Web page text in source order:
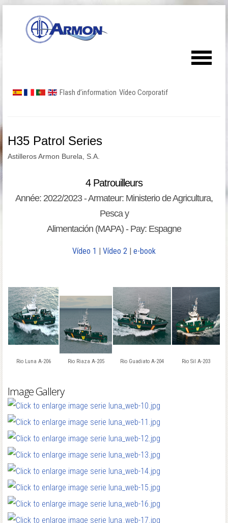
Flash d’information Vídeo Corporatif
H35 Patrol Series
Astilleros Armon Burela, S.A.
4 Patrouilleurs
Année: 2022/2023 - Armateur: Ministerio de Agricultura,
Pesca y
Alimentación (MAPA) - Pay: Espagne
Vídeo 1 | Vídeo 2 | e-book
Rio Luna A-206 Rio Riaza A-205 Rio Guadiato A-204 Rio Sil A-203
Image Gallery